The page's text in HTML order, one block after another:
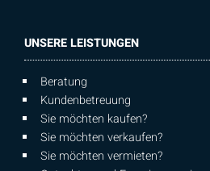
UNSERE LEISTUNGEN
Beratung
Kundenbetreuung
Sie möchten kaufen?
Sie möchten verkaufen?
Sie möchten vermieten?